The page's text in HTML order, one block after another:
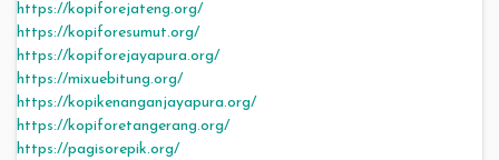
https://kopiforejateng.org/
https://kopiforesumut.org/
https://kopiforejayapura.org/
https://mixuebitung.org/
https://kopikenanganjayapura.org/
https://kopiforetangerang.org/
https://pagisorepik.org/